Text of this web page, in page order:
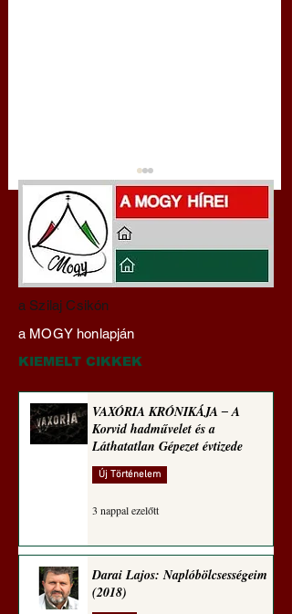
Darai Lajos:
Naplóbölcsességeim
(2023)
a Szilaj Csikón
a MOGY honlapján
KIEMELT CIKKEK
VAXÓRIA KRÓNIKÁJA ‒ A
Korvid hadművelet és a
Láthatatlan Gépezet évtizede
Új Történelem
3 nappal ezelőtt
Darai Lajos: Naplóbölcsességeim
(2018)